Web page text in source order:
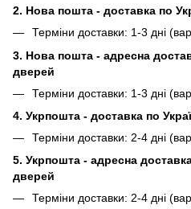
2. Нова пошта - доставка по
Терміни доставки: 1-3 дні
3. Нова пошта - адресна
дверей
Терміни доставки: 1-3 дні
4. Укрпошта - доставка по
Терміни доставки: 2-4 дні
5. Укрпошта - адресна
дверей
Терміни доставки: 2-4 дні